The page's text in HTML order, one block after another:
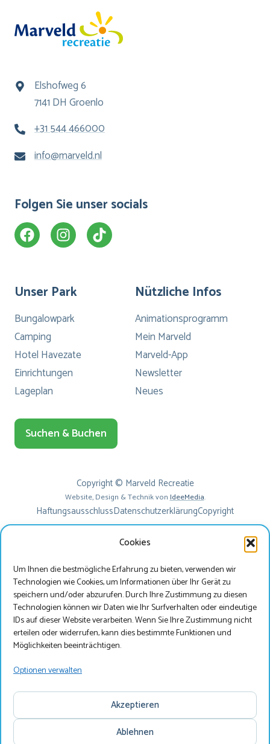
Cookies
Um Ihnen die bestmögliche Erfahrung zu bieten, verwenden wir
Technologien wie Cookies, um Informationen über Ihr Gerät zu
speichern und/oder abzurufen. Durch Ihre Zustimmung zu diesen
Technologien können wir Daten wie Ihr Surfverhalten oder eindeutige
IDs auf dieser Website verarbeiten. Wenn Sie Ihre Zustimmung nicht
erteilen oder widerrufen, kann dies bestimmte Funktionen und
Möglichkeiten beeinträchtigen.
Optionen verwalten
Akzeptieren
Ablehnen
Elshofweg 6
7141 DH Groenlo
+31 544 466000
info@marveld.nl
Folgen Sie unser socials
Unser Park
Bungalowpark
Camping
Hotel Havezate
Einrichtungen
Lageplan
Nützliche Infos
Animationsprogramm
Mein Marveld
Marveld-App
Newsletter
Neues
Suchen & Buchen
Copyright © Marveld Recreatie
Website, Design & Technik vonIdeeMedia.
HaftungsausschlussDatenschutzerklärungCopyright
Beste bezoeker
Je bekijkt onze website momenteel in het Duits, wil je
onze website bezoeken in het Nederlands?
Nederlands